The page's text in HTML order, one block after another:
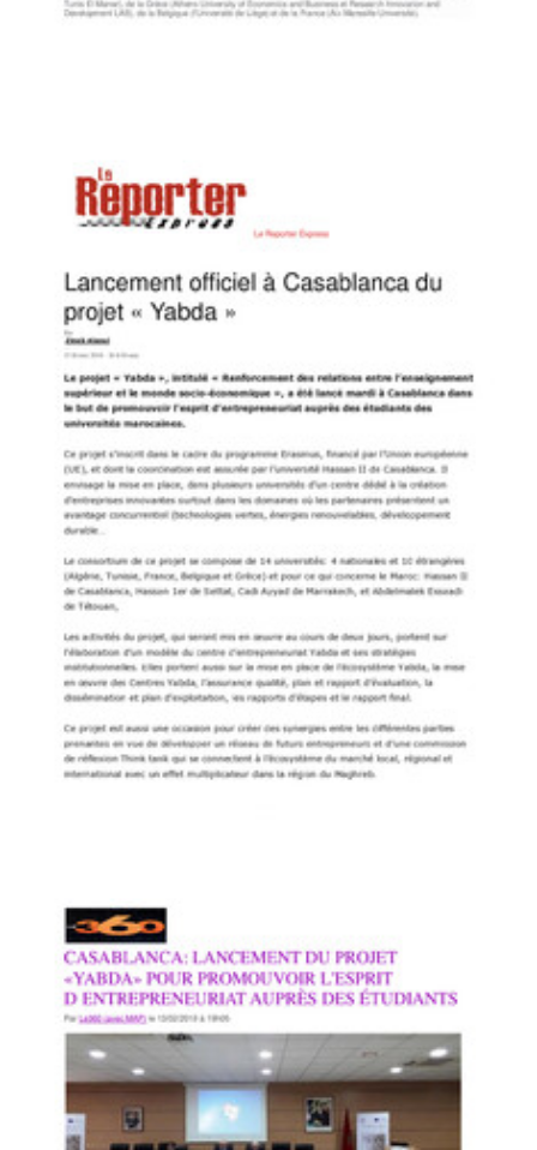
LE MATIN
Lancement du projet «Yabda» pour la mise en place de centres
Yabda on the Media PDF 119.38K
Le Reporter Express
Lancement officiel à Casablanca du projet «Yabda»
Yabda on the Media PDF 85.45K